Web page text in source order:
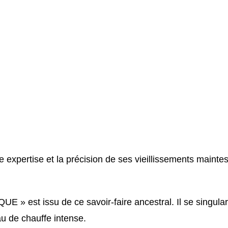
expertise et la précision de ses vieillissements
» est issu de ce savoir-faire ancestral. Il se
de chauffe intense.